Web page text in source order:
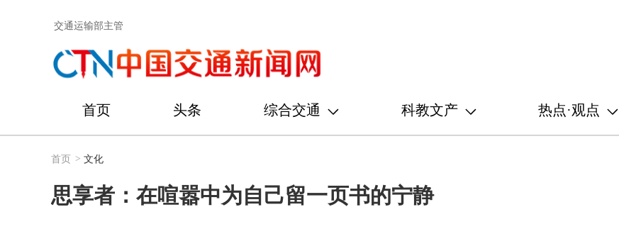
交通运输部主管
首页 头条 综合交通 科教文产 热点·观点
首页 > 文化
思享者：在喧嚣中为自己留一页书的宁静